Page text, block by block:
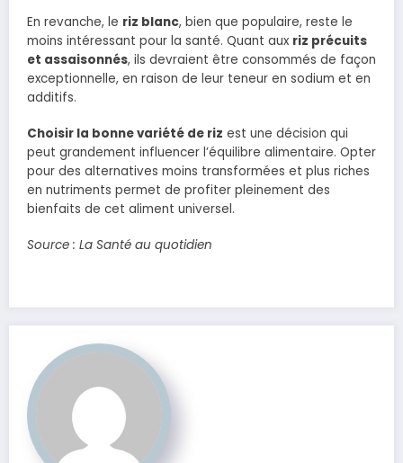
En revanche, le riz blanc, bien que populaire, reste le
moins intéressant pour la santé. Quant aux riz précuits
et assaisonnés, ils devraient être consommés de façon
exceptionnelle, en raison de leur teneur en sodium et en
additifs.
Choisir la bonne variété de riz est une décision qui
peut grandement influencer l’équilibre alimentaire. Opter
pour des alternatives moins transformées et plus riches
en nutriments permet de profiter pleinement des
bienfaits de cet aliment universel.
Source : La Santé au quotidien